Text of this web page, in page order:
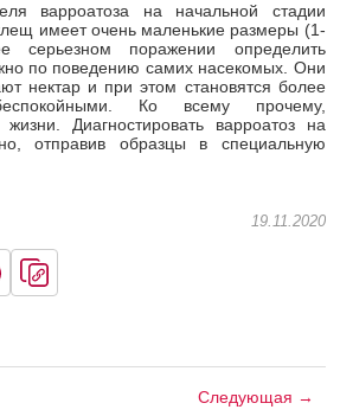
варроатоза на начальной стадии
имеет очень маленькие размеры (1-
поражении определить
по поведению самих насекомых. Они
нектар и при этом становятся более
Ко всему прочему,
Диагностировать варроатоз на
отправив образцы в специальную
19.11.2020
Следующая →